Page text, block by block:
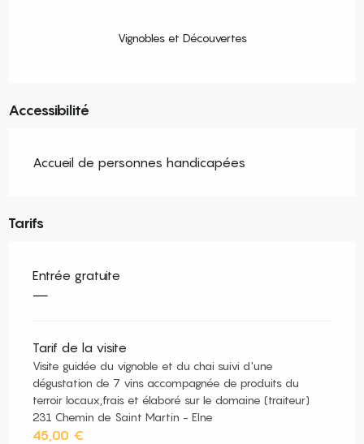
Vignobles et Découvertes
Accessibilité
Accueil de personnes handicapées
Tarifs
Entrée gratuite
—
Tarif de la visite
Visite guidée du vignoble et du chai suivi d'une
dégustation de 7 vins accompagnée de produits du
terroir locaux,frais et élaboré sur le domaine (traiteur)
231 Chemin de Saint Martin - Elne
45,00 €